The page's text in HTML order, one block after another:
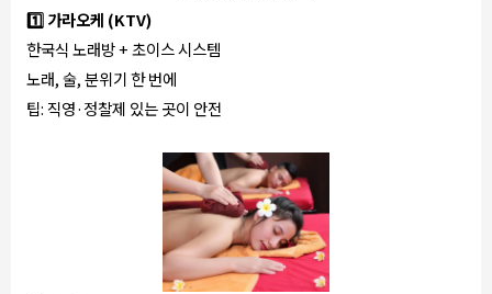
1️⃣ 가라오케 (KTV)
한국식 노래방 + 초이스 시스템
노래, 술, 분위기 한 번에
팁: 직영·정찰제 있는 곳이 안전